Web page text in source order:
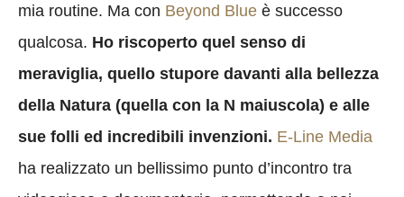
mia routine. Ma con Beyond Blue è successo
qualcosa. Ho riscoperto quel senso di
meraviglia, quello stupore davanti alla bellezza
della Natura (quella con la N maiuscola) e alle
sue folli ed incredibili invenzioni. E-Line Media
ha realizzato un bellissimo punto d’incontro tra